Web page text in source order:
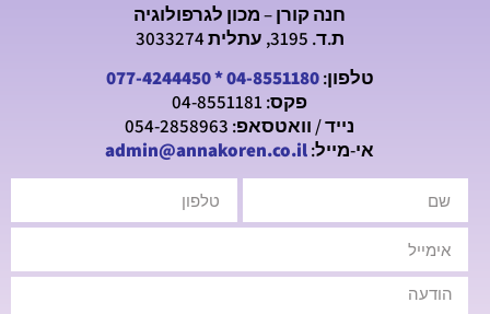
חנה קורן – מכון לגרפולוגיה
ת.ד. 3195, עתלית 3033274
טלפון:04-8551180
*
077-4244450
פקס: 04-8551181
נייד / וואטסאפ: 054-2858963
אי-מייל:admin@annakoren.co.il